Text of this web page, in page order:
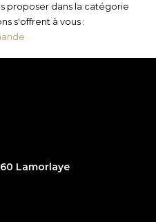
proposer dans la catégorie
s'offrent à vous :
Lamorlaye